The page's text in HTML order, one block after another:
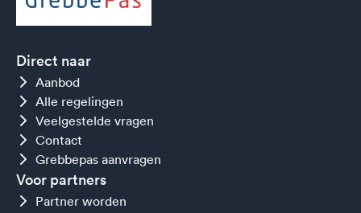
Direct naar
Aanbod
Alle regelingen
Veelgestelde vragen
Contact
Grebbepas aanvragen
Voor partners
Partner worden